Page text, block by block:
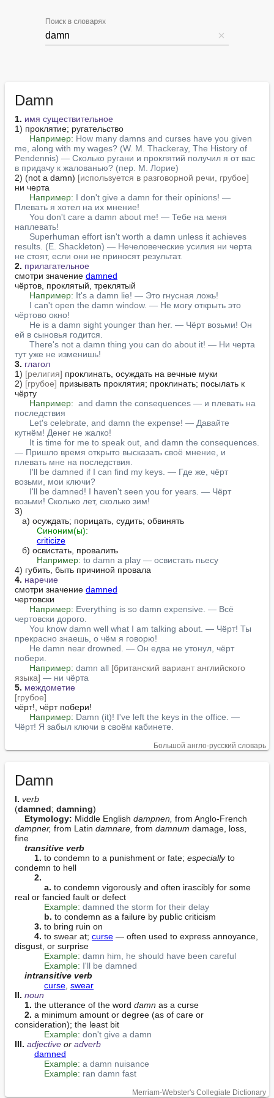
Поиск в словарях
Damn
1. имя существительное
1) проклятие; ругательство
Например: How many damns and curses have you given
me, along with my wages? (W. M. Thackeray, The History of
Pendennis) — Сколько ругани и проклятий получил я от вас
в придачу к жалованью? (пер. М. Лорие)
2) (not a damn) [используется в разговорной речи, грубое]
ни черта
Например: I don't give a damn for their opinions! —
Плевать я хотел на их мнение!
You don't care a damn about me! — Тебе на меня
наплевать!
Superhuman effort isn't worth a damn unless it achieves
results. (E. Shackleton) — Нечеловеческие усилия ни черта
не стоят, если они не приносят результат.
2. прилагательное
смотри значение damned
чёртов, проклятый, треклятый
Например: It's a damn lie! — Это гнусная ложь!
I can't open the damn window. — Не могу открыть это
чёртово окно!
He is a damn sight younger than her. — Чёрт возьми! Он
ей в сыновья годится.
There's not a damn thing you can do about it! — Ни черта
тут уже не изменишь!
3. глагол
1) [религия] проклинать, осуждать на вечные муки
2) [грубое] призывать проклятия; проклинать; посылать к
чёрту
Например: and damn the consequences — и плевать на
последствия
Let's celebrate, and damn the expense! — Давайте
кутнём! Денег не жалко!
It is time for me to speak out, and damn the consequences.
— Пришло время открыто высказать своё мнение, и
плевать мне на последствия.
I'll be damned if I can find my keys. — Где же, чёрт
возьми, мои ключи?
I'll be damned! I haven't seen you for years. — Чёрт
возьми! Сколько лет, сколько зим!
3)
Синоним(ы):
criticize
Например: to damn a play — освистать пьесу
4. наречие
смотри значение damned
чертовски
Например: Everything is so damn expensive. — Всё
чертовски дорого.
You know damn well what I am talking about. — Чёрт! Ты
прекрасно знаешь, о чём я говорю!
He damn near drowned. — Он едва не утонул, чёрт
побери.
Например: damn all [британский вариант английского
языка] — ни чёрта
5. междометие
[грубое]
чёрт!, чёрт побери!
Например: Damn (it)! I've left the keys in the office. —
Чёрт! Я забыл ключи в своём кабинете.
Большой англо-русский словарь
Damn
I. verb
(damned; damning)
Etymology: Middle English dampnen,
dampner, from Latin damnare, from damnum damage, loss,
fine
transitive verb
1. to condemn to a punishment or fate; especially to
condemn to hell
2.
a. to condemn vigorously and often irascibly for some
real or fancied fault or defect
Example: damned the storm for their delay
b. to condemn as a failure by public criticism
3. to bring ruin on
4. to swear at; curse — often used to express annoyance,
disgust, or surprise
Example: damn him, he should have been careful
Example: I'll be damned
intransitive verb
curse swear
II. noun
1. the utterance of the word damn as a curse
2. a minimum amount or degree (as of care or
consideration); the least bit
Example: don't give a damn
III. adjective or adverb
damned
Example: a damn nuisance
Example: ran damn fast
Merriam-Webster's Collegiate Dictionary